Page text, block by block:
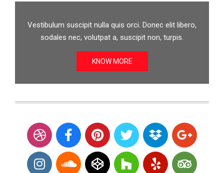
Vestibulum suscipit nulla quis orci. Donec elit libero,
sodales nec, volutpat a, suscipit non, turpis.
KNOW MORE